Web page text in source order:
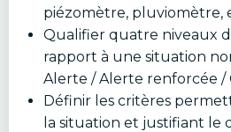
piézomètre, pluviomètre,
Qualifier quatre niveaux
rapport à une situation
Alerte / Alerte renforcée /
Définir les critères
la situation et justifiant le